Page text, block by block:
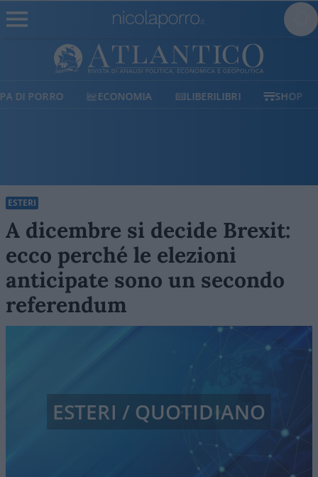
ECONOMIA LIBERILIBRI SHOP SOSTIENICI
ESTERI
A dicembre si decide Brexit:
ecco perché le elezioni
anticipate sono un secondo
referendum
ESTERI / QUOTIDIANO